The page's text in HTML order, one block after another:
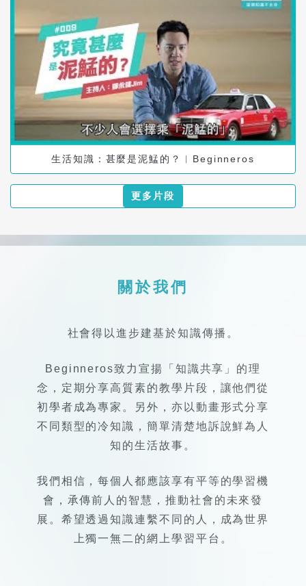
生活知識：甚麼是泥鯭的？︱Beginneros
更多片段
關於我們
社會得以進步建基於知識傳播。
Beginneros致力宣揚「知識共享」的理
念，定期分享高質素的教學片段，讓他們從
初學者成為專家。另外，亦以動畫形式分享
不同類型的冷知識，簡單清楚地訴說鮮為人
知的生活故事。
我們相信，每個人都應該享有平等的學習機
會，承傳前人的智慧，推動社會的未來發
展。希望透過知識連繫不同的人，成為世界
上獨一無二的網上學習平台。